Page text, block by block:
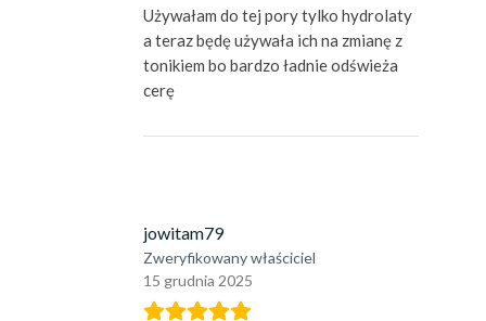
Używałam do tej pory tylko hydrolaty
a teraz będę używała ich na zmianę z
tonikiem bo bardzo ładnie odświeża
cerę
jowitam79
Zweryfikowany właściciel
15 grudnia 2025